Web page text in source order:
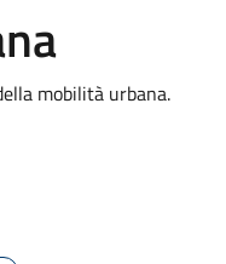
mobilità urbana.